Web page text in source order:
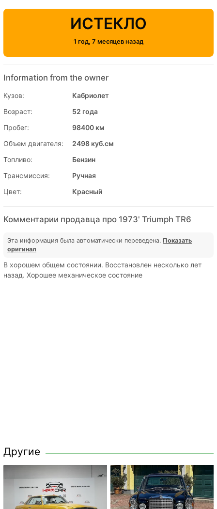
ИСТЕКЛО
1 год, 7 месяцев назад
Information from the owner
Кузов:
Кабриолет
Возраст:
52 года
Пробег:
98400 км
Объем двигателя:
2498 куб.см
Топливо:
Бензин
Трансмиссия:
Ручная
Цвет:
Красный
Комментарии продавца про 1973' Triumph TR6
Эта информация была автоматически переведена. Показать
оригинал
В хорошем общем состоянии. Восстановлен несколько лет
назад. Хорошее механическое состояние
Другие